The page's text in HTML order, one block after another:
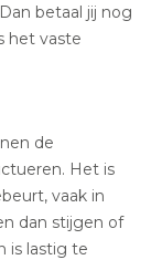
betaal jij nog
het vaste
de
Het is
vaak in
dan stijgen of
is lastig te